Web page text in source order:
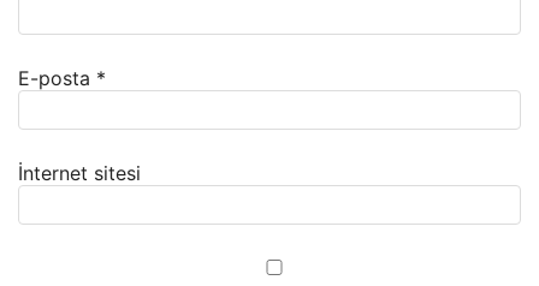
E-posta *
İnternet sitesi